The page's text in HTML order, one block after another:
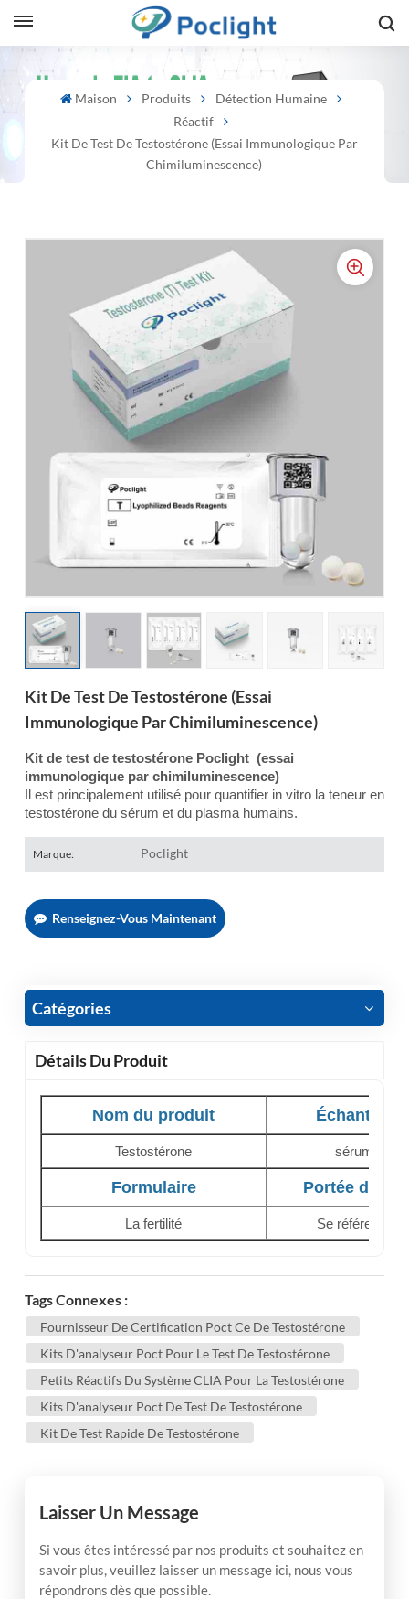
Maison Produits
Détection Humaine
Réactif
Kit De Test De Testostérone (essai Immunologique Par
Chimiluminescence)
Kit De Test De Testostérone (essai
Immunologique Par Chimiluminescence)
Kit de test de testostérone Poclight (essai
immunologique par chimiluminescence)
Il est principalement utilisé pour quantifier in vitro la teneur en
testostérone du sérum et du plasma humains.
Marque: Poclight
Renseignez-Vous Maintenant
Catégories
Détails Du Produit
Nom du produit Échantillon
Testostérone sérum,
Formulaire Portée de
La fertilité Se référer au
Tags Connexes :
Fournisseur De Certification Poct Ce De Testostérone
Kits D'analyseur Poct Pour Le Test De Testostérone
Petits Réactifs Du Système CLIA Pour La Testostérone
Kits D'analyseur Poct De Test De Testostérone
Kit De Test Rapide De Testostérone
Laisser Un Message
Si vous êtes intéressé par nos produits et souhaitez en
savoir plus, veuillez laisser un message ici, nous vous
répondrons dès que possible.